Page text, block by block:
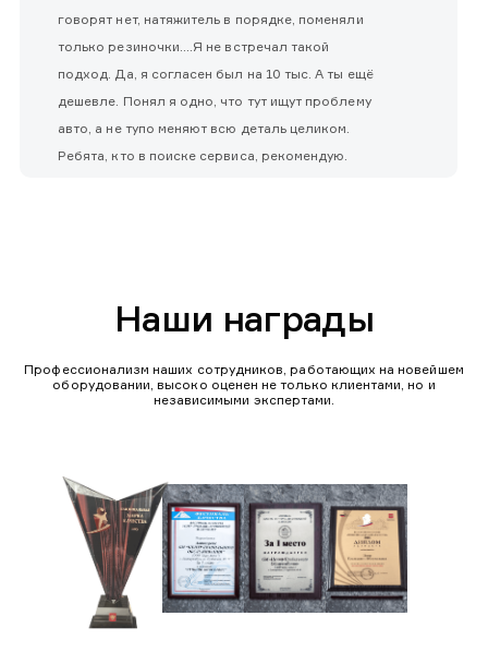
говорят нет, натяжитель в порядке, поменяли
только резиночки....Я не встречал такой
подход. Да, я согласен был на 10 тыс. А ты ещё
дешевле. Понял я одно, что тут ищут проблему
авто, а не тупо меняют всю деталь целиком.
Ребята, кто в поиске сервиса, рекомендую.
Наши награды
Профессионализм наших сотрудников, работающих на новейшем
оборудовании, высоко оценен не только клиентами, но и
независимыми экспертами.